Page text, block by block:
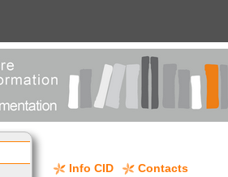
Info CID Contacts